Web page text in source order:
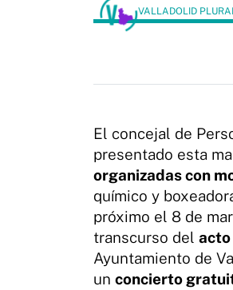
VALLADOLID
El concejal de
presentado esta
organizadas con
químico y
próximo el 8 de
transcurso del
Ayuntamiento de
un concierto